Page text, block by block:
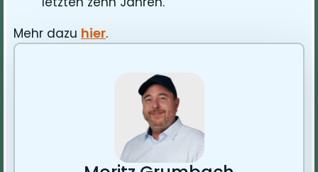
Mehr dazu hier.